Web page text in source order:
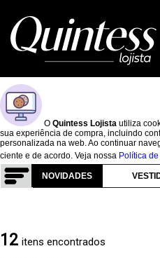
O Quintess Lojista utiliza
sua experiência de compra, incluindo
personalizada na web. Ao continuar
ciente e de acordo. Veja nossa Política
NOVIDADES
12 itens encontrados